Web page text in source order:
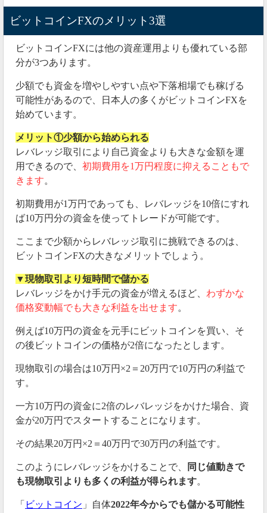
ビットコインFXのメリット3選
ビットコインFXには他の資産運用よりも優れている部
分が3つあります。
少額でも資金を増やしやすい点や下落相場でも稼げる
可能性があるので、日本人の多くがビットコインFXを
始めています。
メリット①少額から始められる
レバレッジ取引により自己資金よりも大きな金額を運
用できるので、 初期費用を1万円程度に抑えることもで
きます。
初期費用が1万円であっても、レバレッジを10倍にすれ
ば10万円分の資金を使ってトレードが可能です。
ここまで少額からレバレッジ取引に挑戦できるのは、
ビットコインFXの大きなメリットでしょう。
▼現物取引より短時間で儲かる
レバレッジをかけ手元の資金が増えるほど、 わずかな
価格変動幅でも大きな利益を出せます。
例えば10万円の資金を元手にビットコインを買い、そ
の後ビットコインの価格が2倍になったとします。
現物取引の場合は10万円×2＝20万円で10万円の利益で
す。
一方10万円の資金に2倍のレバレッジをかけた場合、資
金が20万円でスタートすることになります。
その結果20万円×2＝40万円で30万円の利益です。
このようにレバレッジをかけることで、
同じ値動きで
も現物取引よりも多くの利益が得られます。
「 ビットコイン 」自体2022年今からでも儲かる可能性